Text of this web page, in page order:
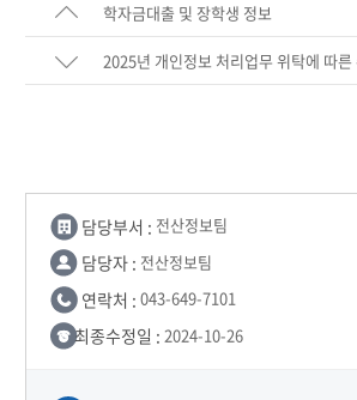
학자금대출 및 장학생 정보
2025년 개인정보 처리업무 위탁에 따른
담당부서 : 전산정보팀
담당자 : 전산정보팀
연락처 : 043-649-7101
최종수정일 : 2024-10-26